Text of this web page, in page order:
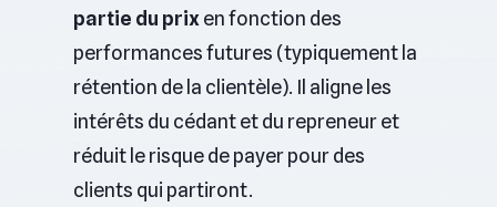
partie du prixen fonction des
performances futures (typiquement la
rétention de la clientèle). Il aligne les
intérêts du cédant et du repreneur et
réduit le risque de payer pour des
clients qui partiront.